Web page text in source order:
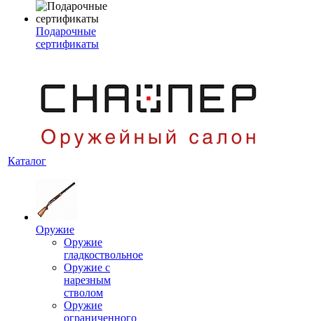
Подарочные
сертификаты
Каталог
Оружие
Оружие
гладкоствольное
Оружие с
нарезным
стволом
Оружие
ограниченного